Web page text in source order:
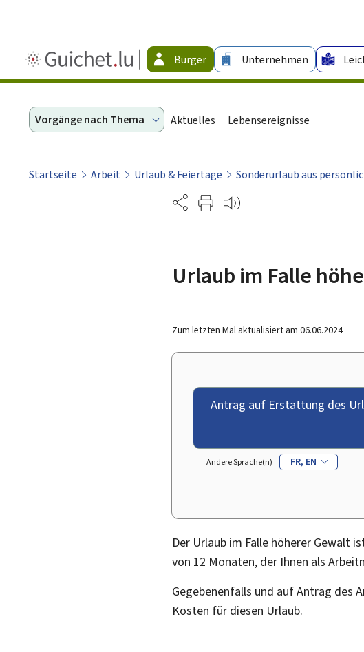
Guichet.lu
-
Bürger Unternehmen
Vorgänge nach Thema Aktuelles Lebensereignisse
Startseite Arbeit Urlaub & Feiertage Sonderurlaub aus
Partage
Urlaub im Falle
Zum letzten Mal aktualisiert am 06.06.2024
Antrag auf Erstattung des
Andere Sprache(n) FR EN
Der Urlaub im Falle höherer Gewalt
von 12 Monaten, der Ihnen als
Gegebenenfalls und auf Antrag des
Kosten für diesen Urlaub.